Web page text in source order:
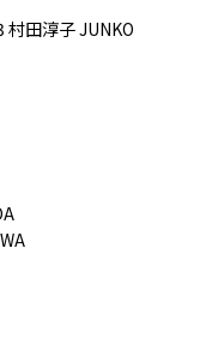
田淳子 JUNKO